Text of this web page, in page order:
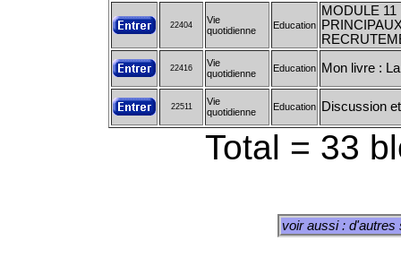
22404
Vie
quotidienne
Education
MODULE 11
22416
Vie
quotidienne
Education Mon livre :
22511
Vie
quotidienne
Education Discussion
Total = 33
voir aussi :